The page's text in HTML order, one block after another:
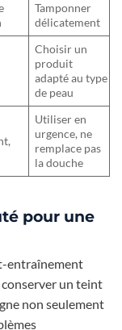
Tamponner
délicatement
Choisir un
produit
adapté au type
de peau
Utiliser en
urgence, ne
remplace pas
la douche
pour une
entraînement
conserver un teint
non seulement